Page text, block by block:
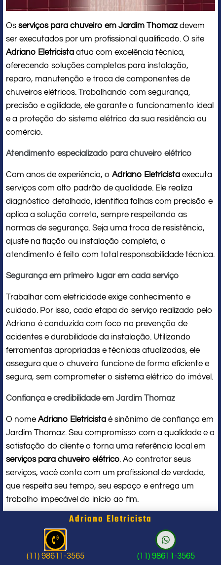
Os serviços para chuveiro em Jardim Thomaz devem
ser executados por um profissional qualificado. O site
Adriano Eletricista atua com excelência técnica,
oferecendo soluções completas para instalação,
reparo, manutenção e troca de componentes de
chuveiros elétricos. Trabalhando com segurança,
precisão e agilidade, ele garante o funcionamento ideal
e a proteção do sistema elétrico da sua residência ou
comércio.
Atendimento especializado para chuveiro elétrico
Com anos de experiência, o Adriano Eletricista executa
serviços com alto padrão de qualidade. Ele realiza
diagnóstico detalhado, identifica falhas com precisão e
aplica a solução correta, sempre respeitando as
normas de segurança. Seja uma troca de resistência,
ajuste na fiação ou instalação completa, o
atendimento é feito com total responsabilidade técnica.
Segurança em primeiro lugar em cada serviço
Trabalhar com eletricidade exige conhecimento e
cuidado. Por isso, cada etapa do serviço realizado pelo
Adriano é conduzida com foco na prevenção de
acidentes e durabilidade da instalação. Utilizando
ferramentas apropriadas e técnicas atualizadas, ele
assegura que o chuveiro funcione de forma eficiente e
segura, sem comprometer o sistema elétrico do imóvel.
Confiança e credibilidade em Jardim Thomaz
O nome Adriano Eletricista é sinônimo de confiança em
Jardim Thomaz. Seu compromisso com a qualidade e a
satisfação do cliente o torna uma referência local em
serviços para chuveiro elétrico. Ao contratar seus
serviços, você conta com um profissional de verdade,
que respeita seu tempo, seu espaço e entrega um
trabalho impecável do início ao fim.
Problema com chuveiro: sinais que
indicam a hora de chamar um
profissional
Adriano Eletricista
(11) 98611-3565 (11) 98611-3565